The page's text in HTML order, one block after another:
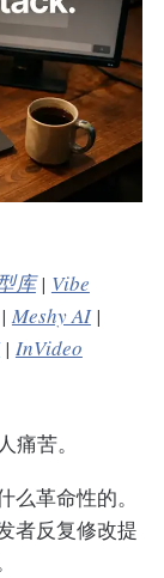
库| Vibe
Meshy AI|
| InVideo
苦。
革命性的。
者反复修改提